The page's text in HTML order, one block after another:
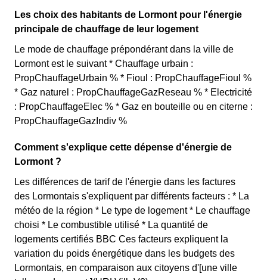
Les choix des habitants de Lormont pour l'énergie
principale de chauffage de leur logement
Le mode de chauffage prépondérant dans la ville de
Lormont est le suivant * Chauffage urbain :
PropChauffageUrbain % * Fioul : PropChauffageFioul %
* Gaz naturel : PropChauffageGazReseau % * Electricité
: PropChauffageElec % * Gaz en bouteille ou en citerne :
PropChauffageGazIndiv %
Comment s'explique cette dépense d'énergie de
Lormont ?
Les différences de tarif de l'énergie dans les factures
des Lormontais s'expliquent par différents facteurs : * La
météo de la région * Le type de logement * Le chauffage
choisi * Le combustible utilisé * La quantité de
logements certifiés BBC Ces facteurs expliquent la
variation du poids énergétique dans les budgets des
Lormontais, en comparaison aux citoyens d'[une ville